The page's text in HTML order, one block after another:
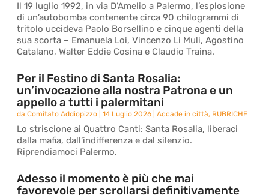
Il 19 luglio 1992, in via D’Amelio a Palermo, l’esplosione
di un’autobomba contenente circa 90 chilogrammi di
tritolo uccideva Paolo Borsellino e cinque agenti della
sua scorta – Emanuela Loi, Vincenzo Li Muli, Agostino
Catalano, Walter Eddie Cosina e Claudio Traina.
Per il Festino di Santa Rosalia:
un’invocazione alla nostra Patrona e un
appello a tutti i palermitani
daComitato Addiopizzo |14 Luglio 2026 |Accade in città, RUBRICHE
Lo striscione ai Quattro Canti: Santa Rosalia, liberaci
dalla mafia, dall’indifferenza e dal silenzio.
Riprendiamoci Palermo.
Adesso il momento è più che mai
favorevole per scrollarsi definitivamente